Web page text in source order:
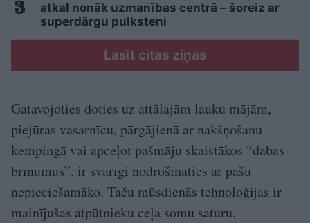
atkal nonāk uzmanības centrā – šoreiz ar
superdārgu pulksteni
Lasīt citas ziņas
Gatavojoties doties uz attālajām lauku mājām,
piejūras vasarnīcu, pārgājienā ar nakšņošanu
kempingā vai apceļot pašmāju skaistākos “dabas
brīnumus”, ir svarīgi nodrošināties ar pašu
nepieciešamāko. Taču mūsdienās tehnoloģijas ir
mainījušas atpūtnieku ceļa somu saturu.